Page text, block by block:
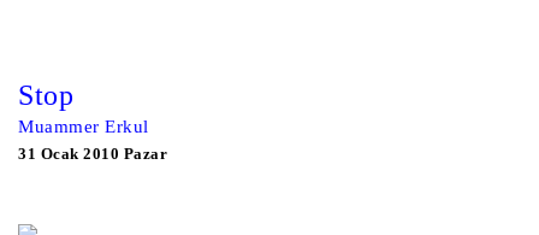
Stop
Muammer Erkul
31 Ocak 2010 Pazar